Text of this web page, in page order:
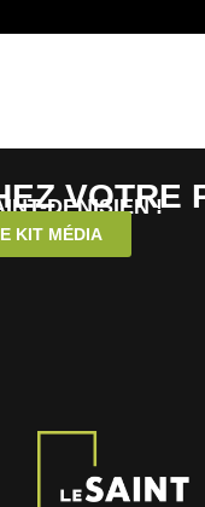
VOTRE
DENISIEN !
KIT MÉDIA